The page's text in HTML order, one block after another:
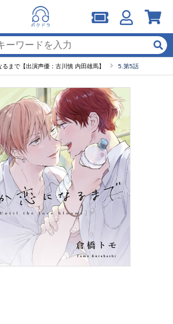
まで【出演声優：古川慎 内田雄馬】 5.第5話